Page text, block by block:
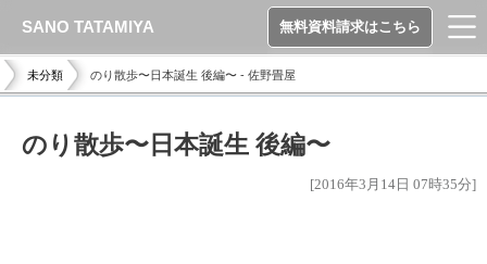
未分類 のり散歩〜日本誕生 後編〜 - 佐野畳屋
のり散歩〜日本誕生 後編〜
[2016年3月14日 07時35分]
SANO TATAMIYA 無料資料請求はこちら